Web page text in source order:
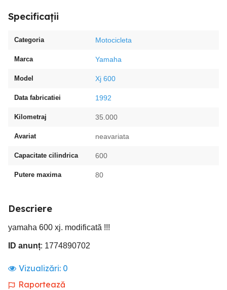
Specificații
Categoria Motocicleta
Marca Yamaha
Model Xj 600
Data fabricatiei 1992
Kilometraj 35.000
Avariat neavariata
Capacitate cilindrica 600
Putere maxima 80
Descriere
yamaha 600 xj. modificată !!!
ID anunț: 1774890702
Vizualizări: 0
Raportează